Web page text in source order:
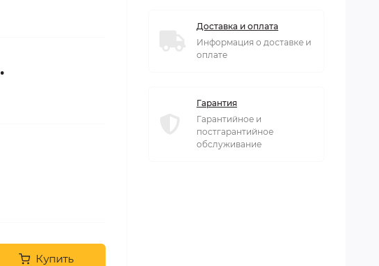
Купить
Доставка и оплата
Информация о доставке и
оплате
Гарантия
Гарантийное и
постгарантийное
обслуживание